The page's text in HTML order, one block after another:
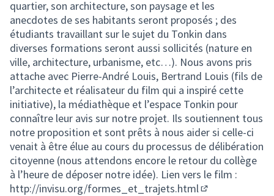
quartier, son architecture, son paysage et les
anecdotes de ses habitants seront proposés ; des
étudiants travaillant sur le sujet du Tonkin dans
diverses formations seront aussi sollicités (nature en
ville, architecture, urbanisme, etc…). Nous avons pris
attache avec Pierre-André Louis, Bertrand Louis (fils de
l’architecte et réalisateur du film qui a inspiré cette
initiative), la médiathèque et l’espace Tonkin pour
connaître leur avis sur notre projet. Ils soutiennent tous
notre proposition et sont prêts à nous aider si celle-ci
venait à être élue au cours du processus de délibération
citoyenne (nous attendons encore le retour du collège
à l’heure de déposer notre idée). Lien vers le film :
http://invisu.org/formes_et_trajets.html